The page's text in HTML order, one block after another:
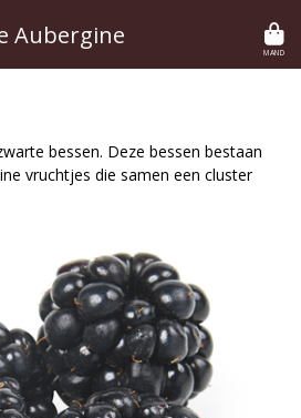
Aubergine
MAND
bessen. Deze bessen bestaan
vruchtjes die samen een cluster